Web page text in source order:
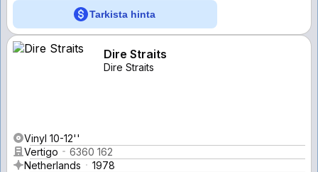
Tarkista hinta
Dire Straits
Dire Straits
Vinyl 10-12''
Vertigo
6360 162
Netherlands
1978